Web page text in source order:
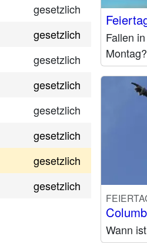
gesetzlich
gesetzlich
gesetzlich
gesetzlich
gesetzlich
gesetzlich
gesetzlich
gesetzlich
Fallen
Wann